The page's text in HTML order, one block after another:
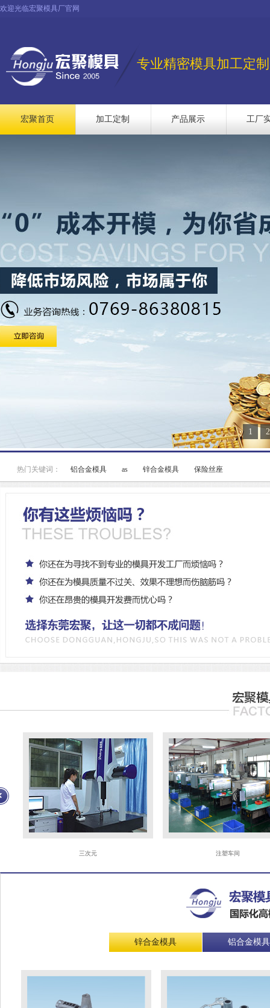
欢迎光临宏聚模具厂官网
专业精密模具加工定制
宏聚首页 加工定制 产品展示 工厂
1 2
热门关键词： 铝合金模具 as 锌合金模具 保险丝座
注塑车间
锌合金模具 铝合金模具